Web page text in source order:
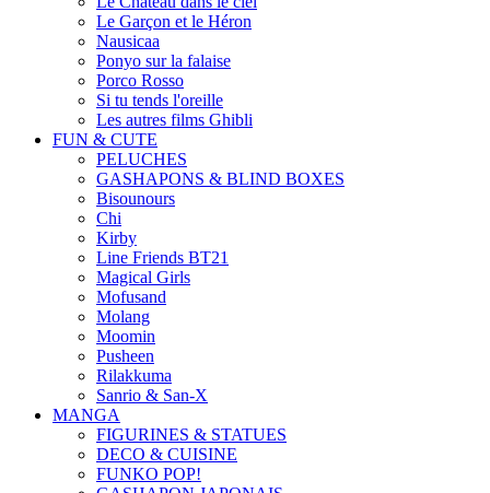
Le Garçon et le Héron
Nausicaa
Ponyo sur la falaise
Porco Rosso
Si tu tends l'oreille
Les autres films Ghibli
FUN & CUTE
PELUCHES
GASHAPONS & BLIND BOXES
Bisounours
Chi
Kirby
Line Friends BT21
Magical Girls
Mofusand
Molang
Moomin
Pusheen
Rilakkuma
Sanrio & San-X
MANGA
FIGURINES & STATUES
DECO & CUISINE
FUNKO POP!